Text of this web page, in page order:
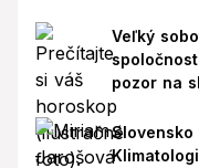
Veľký
pozor na
Slovensko